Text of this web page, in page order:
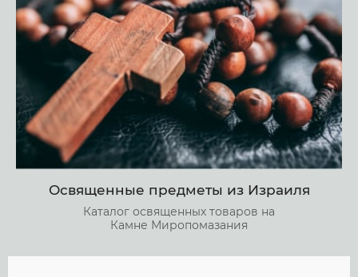
Освященные предметы из Израиля
Каталог освященных товаров на
Камне Миропомазания